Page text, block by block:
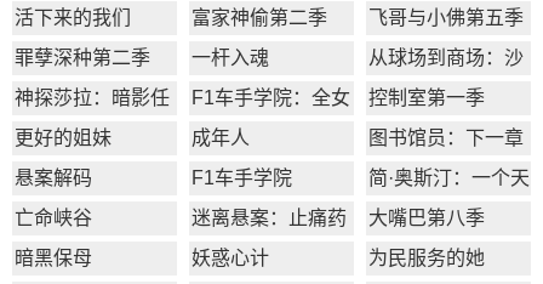
活下来的我们
富家神偷第二季
飞哥与小佛第五季
罪孽深种第二季
一杆入魂
从球场到商场：沙
奎尔·奥尼尔的品牌
经营路
神探莎拉：暗影任
务
F1车手学院：全女
性车手赛事
控制室第一季
更好的姐妹
成年人
图书馆员：下一章
悬案解码
F1车手学院
简·奥斯汀：一个天
才的崛起
亡命峡谷
迷离悬案：止痛药
谋杀事件
大嘴巴第八季
暗黑保母
妖惑心计 为民服务的她